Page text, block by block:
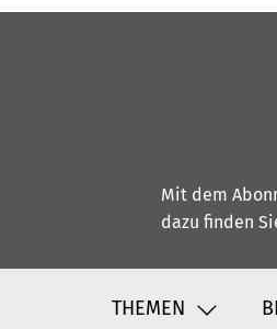
Mit dem
dazu finden
THEMEN